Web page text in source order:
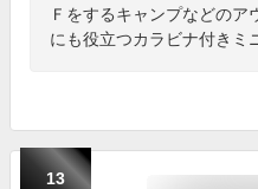
Ｆをするキャンプなどの
にも役立つカラビナ付きミ
13